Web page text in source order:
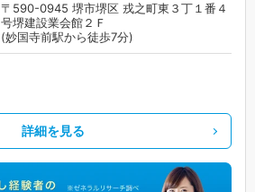
〒590-0945 堺市堺区 戎之町東３丁１番４
号堺建設業会館２Ｆ
(妙国寺前駅から徒歩7分)
詳細を見る